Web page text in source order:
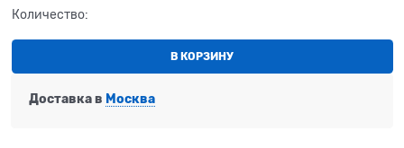
Количество:
В КОРЗИНУ
Доставка в Москва